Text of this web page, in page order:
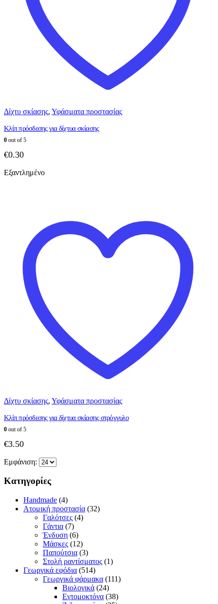
Δίχτυ σκίασης, Υφάσματα προστασίας
Κλίπ πρόσδεσης για δίχτυα σκίασης
0 out of 5
€0.30
Εξαντλημένο
Δίχτυ σκίασης, Υφάσματα προστασίας
Κλίπ πρόσδεσης για δίχτυα σκίασης στρόγγυλο
0 out of 5
€3.50
Εμφάνιση:
Κατηγορίες
Handmade (4)
Ατομική προστασία (32)
Γαλότσες (4)
Γάντια (7)
Ένδυση (6)
Μάσκες (12)
Παπούτσια (3)
Στολή ραντίσματος (1)
Γεωργικά εφόδια (514)
Γεωργικά φάρμακα (111)
Βιολογικά (24)
Εντομοκτόνα (38)